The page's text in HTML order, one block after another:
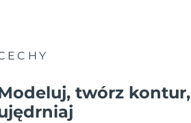
twórz kontur,